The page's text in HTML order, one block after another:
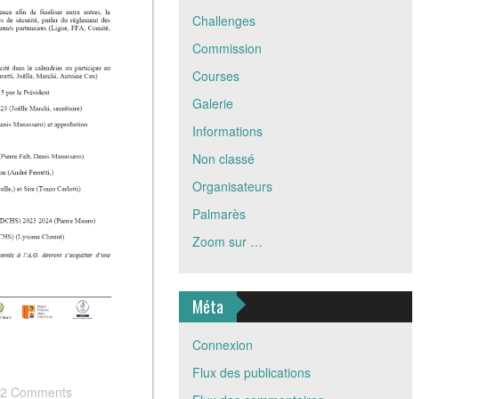
2 Comments
Challenges
Commission
Courses
Galerie
Informations
Non classé
Organisateurs
Palmarès
Zoom sur …
Méta
Connexion
Flux des publications